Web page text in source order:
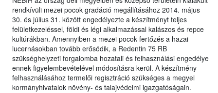
rendkívüli mezei pocok gradáció megállításához 2014. május
30. és július 31. között engedélyezte a készítményt teljes
felületkezeléssel, földi és légi alkalmazással kalászos és repce
kultúrákban. Amennyiben a mezei pocok fertőzés a hazai
lucernásokban tovább erősödik, a Redentin 75 RB
szükséghelyzeti forgalomba hozatali és felhasználási engedélye
ennek figyelembevételével módosításra kerül. A készítmény
felhasználásához termelői regisztráció szükséges a megyei
kormányhivatalok növény- és talajvédelmi igazgatóságain.